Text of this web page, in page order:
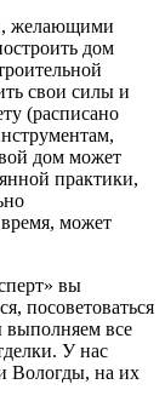
желающими
дом
свои силы и
(расписано
дом может
практики,
может
вы
посоветоваться
выполняем все
У нас
Вологды, на их